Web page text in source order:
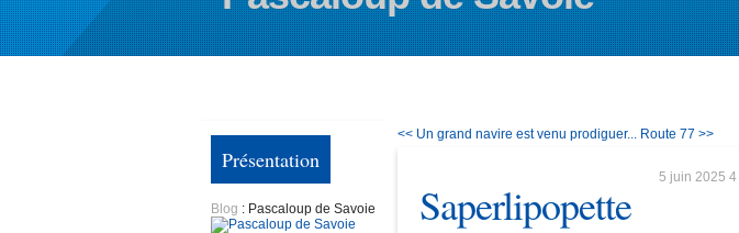
Présentation
Blog : Pascaloup de Savoie
<< Un grand navire est venu prodiguer... Route 77 >>
5 juin 2025 4
Saperlipopette